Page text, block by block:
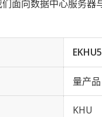
面向数据中心服务器
量产品
KHU